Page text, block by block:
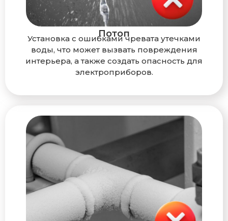
Потоп
Установка с ошибками чревата утечками
воды, что может вызвать повреждения
интерьера, а также создать опасность для
электроприборов.